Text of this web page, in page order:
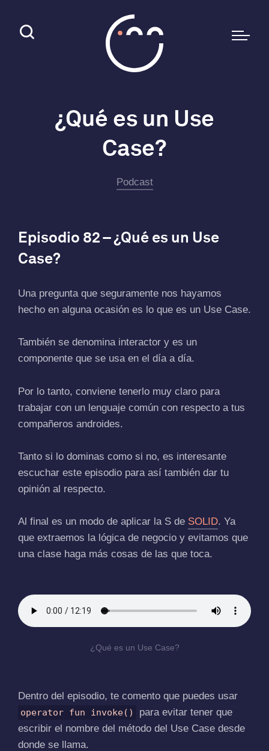
¿Qué es un Use
Case?
Podcast
Episodio 82 – ¿Qué es un Use
Case?
Una pregunta que seguramente nos hayamos
hecho en alguna ocasión es lo que es un Use Case.
También se denomina interactor y es un
componente que se usa en el día a día.
Por lo tanto, conviene tenerlo muy claro para
trabajar con un lenguaje común con respecto a tus
compañeros androides.
Tanto si lo dominas como si no, es interesante
escuchar este episodio para así también dar tu
opinión al respecto.
Al final es un modo de aplicar la S de SOLID. Ya
que extraemos la lógica de negocio y evitamos que
una clase haga más cosas de las que toca.
¿Qué es un Use Case?
Dentro del episodio, te comento que puedes usar
operator fun invoke()
para evitar tener que
escribir el nombre del método del Use Case desde
donde se llama.